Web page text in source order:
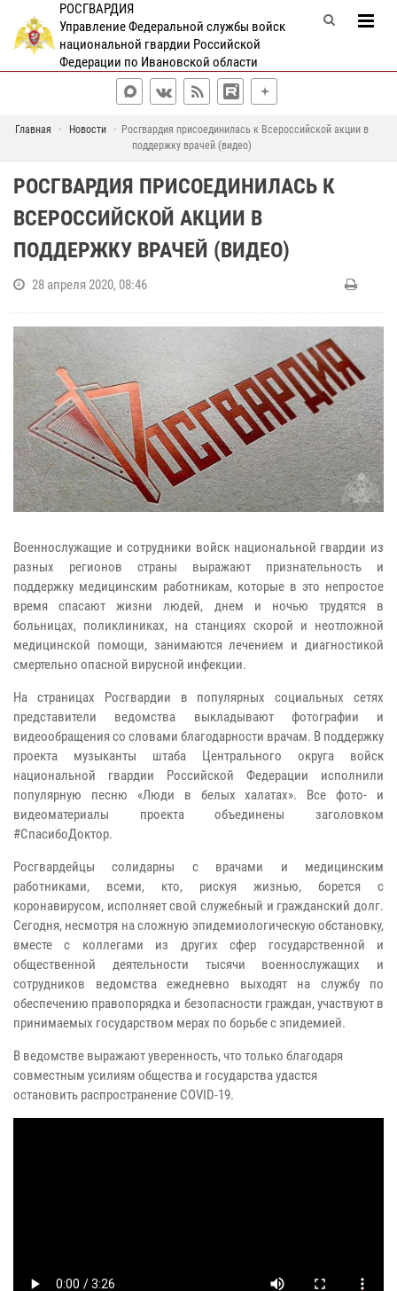
РОСГВАРДИЯ
Управление Федеральной службы войск
национальной гвардии Российской
Федерации по Ивановской области
Главная Новости
Росгвардия присоединилась к Всероссийской акции в
поддержку врачей (видео)
РОСГВАРДИЯ ПРИСОЕДИНИЛАСЬ К
ВСЕРОССИЙСКОЙ АКЦИИ В
ПОДДЕРЖКУ ВРАЧЕЙ (ВИДЕО)
28 апреля 2020, 08:46
Военнослужащие и сотрудники войск национальной гвардии из
разных регионов страны выражают признательность и
поддержку медицинским работникам, которые в это непростое
время спасают жизни людей, днем и ночью трудятся в
больницах, поликлиниках, на станциях скорой и неотложной
медицинской помощи, занимаются лечением и диагностикой
смертельно опасной вирусной инфекции.
На страницах Росгвардии в популярных социальных сетях
представители ведомства выкладывают фотографии и
видеообращения со словами благодарности врачам. В поддержку
проекта музыканты штаба Центрального округа войск
национальной гвардии Российской Федерации исполнили
популярную песню «Люди в белых халатах». Все фото- и
видеоматериалы проекта объединены заголовком
#СпасибоДоктор.
Росгвардейцы солидарны с врачами и медицинским
работниками, всеми, кто, рискуя жизнью, борется с
коронавирусом, исполняет свой служебный и гражданский долг.
Сегодня, несмотря на сложную эпидемиологическую обстановку,
вместе с коллегами из других сфер государственной и
общественной деятельности тысячи военнослужащих и
сотрудников ведомства ежедневно выходят на службу по
обеспечению правопорядка и безопасности граждан, участвуют в
принимаемых государством мерах по борьбе с эпидемией.
В ведомстве выражают уверенность, что только благодаря
совместным усилиям общества и государства удастся
остановить распространение COVID-19.